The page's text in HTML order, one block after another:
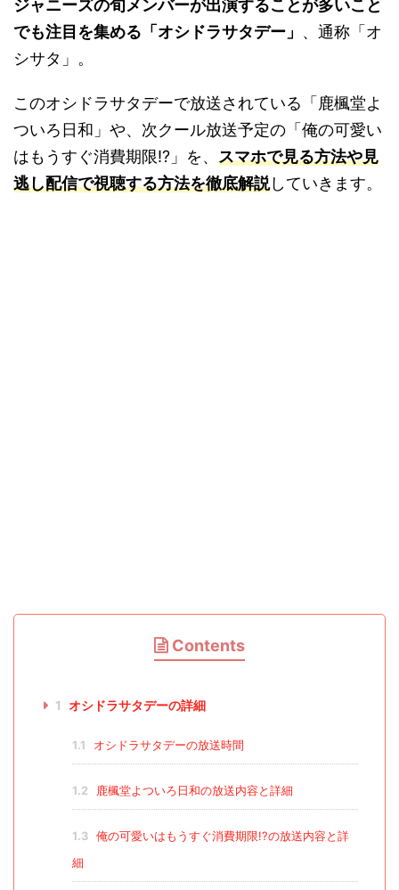
ジャニーズの旬メンバーが出演することが多いこと
でも注目を集める「オシドラサタデー」 、通称「オ
シサタ」。
このオシドラサタデーで放送されている「鹿楓堂よ
ついろ日和」や、次クール放送予定の「俺の可愛い
はもうすぐ消費期限!?」を、 スマホで見る方法や見
逃し配信で視聴する方法を徹底解説していきます。
Contents
1 オシドラサタデーの詳細
1.1 オシドラサタデーの放送時間
1.2 鹿楓堂よついろ日和の放送内容と詳細
1.3
俺の可愛いはもうすぐ消費期限!?の放送内容と詳
細